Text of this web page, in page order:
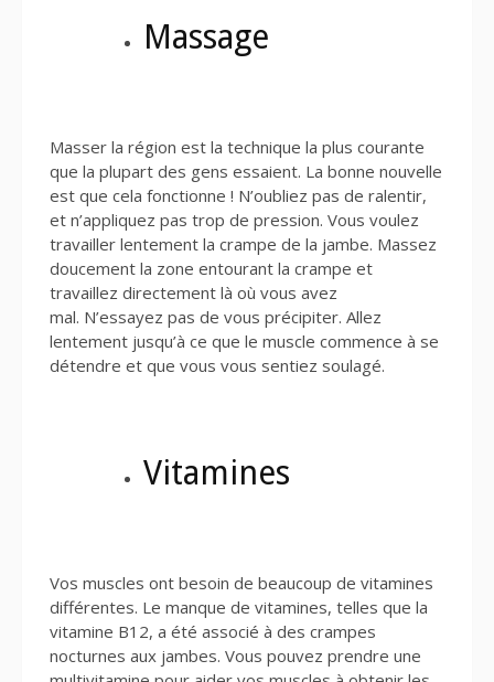
Massage
Masser la région est la technique la plus courante
que la plupart des gens essaient. La bonne nouvelle
est que cela fonctionne ! N’oubliez pas de ralentir,
et n’appliquez pas trop de pression. Vous voulez
travailler lentement la crampe de la jambe. Massez
doucement la zone entourant la crampe et
travaillez directement là où vous avez
mal. N’essayez pas de vous précipiter. Allez
lentement jusqu’à ce que le muscle commence à se
détendre et que vous vous sentiez soulagé.
Vitamines
Vos muscles ont besoin de beaucoup de vitamines
différentes. Le manque de vitamines, telles que la
vitamine B12, a été associé à des crampes
nocturnes aux jambes. Vous pouvez prendre une